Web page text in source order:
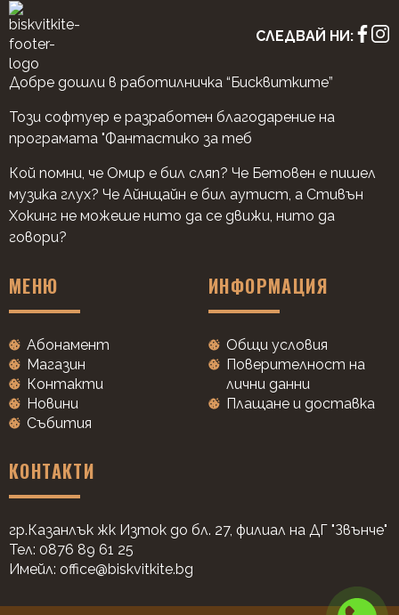
СЛЕДВАЙ НИ:
Добре дошли в работилничка “Бисквитките”
Този софтуер е разработен благодарение на
програмата "Фантастико за теб
Кой помни, че Омир е бил сляп? Че Бетовен е пишел
музика глух? Че Айнщайн е бил аутист, а Стивън
Хокинг не можеше нито да се движи, нито да
говори?
МЕНЮ
Абонамент
Магазин
Контакти
Новини
Събития
ИНФОРМАЦИЯ
Общи условия
Поверителност на
лични данни
Плащане и доставка
КОНТАКТИ
гр.Казанлък жк Изток до бл. 27, филиал на ДГ "Звънче"
Тел: 0876 89 61 25
Имейл: office@biskvitkite.bg